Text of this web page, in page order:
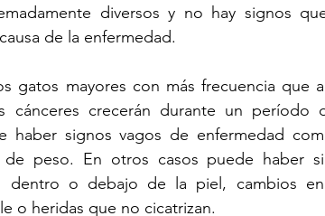
diversos y no hay signos
de la enfermedad.
gatos mayores con más frecuencia que
cánceres crecerán durante un período
haber signos vagos de enfermedad
peso. En otros casos puede haber
dentro o debajo de la piel, cambios
o heridas que no cicatrizan.